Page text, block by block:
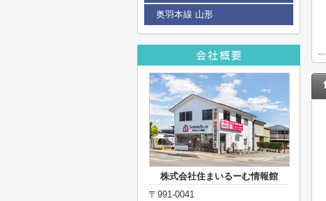
奥羽本線 山形
株式会社住まいるーむ情報館
〒991-0041